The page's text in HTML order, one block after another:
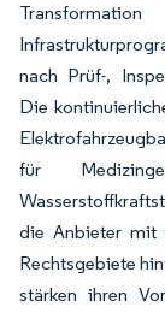
nach Prüf-,
Die
für
die Anbieter mit
Rechtsgebiete
stärken ihren